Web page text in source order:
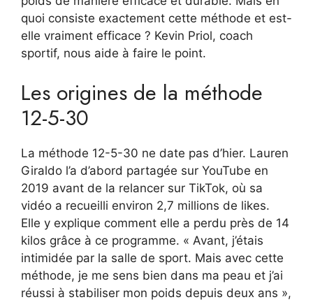
quoi consiste exactement cette méthode et est-
elle vraiment efficace ? Kevin Priol, coach
sportif, nous aide à faire le point.
Les origines de la méthode
12-5-30
La méthode 12-5-30 ne date pas d’hier. Lauren
Giraldo l’a d’abord partagée sur YouTube en
2019 avant de la relancer sur TikTok, où sa
vidéo a recueilli environ 2,7 millions de likes.
Elle y explique comment elle a perdu près de 14
kilos grâce à ce programme. « Avant, j’étais
intimidée par la salle de sport. Mais avec cette
méthode, je me sens bien dans ma peau et j’ai
réussi à stabiliser mon poids depuis deux ans »,